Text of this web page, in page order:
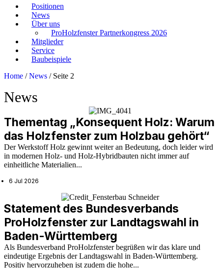
Positionen
News
Über uns
ProHolzfenster Partnerkongress 2026
Mitglieder
Service
Baubeispiele
Home /News / Seite 2
News
Thementag „Konsequent Holz: Warum
das Holzfenster zum Holzbau gehört“
Der Werkstoff Holz gewinnt weiter an Bedeutung, doch leider wird
in modernen Holz- und Holz-Hybridbauten nicht immer auf
einheitliche Materialien...
6 Jul 2026
Statement des Bundesverbands
ProHolzfenster zur Landtagswahl in
Baden-Württemberg
Als Bundesverband ProHolzfenster begrüßen wir das klare und
eindeutige Ergebnis der Landtagswahl in Baden-Württemberg.
Positiv hervorzuheben ist zudem die hohe...